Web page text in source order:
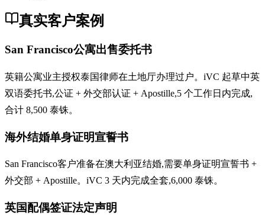
真实客户案例
San Francisco公寓出售委托书
英籍公寓业主授权泰国律师在土地厅办理过户。iVC 起草中英
双语委托书,公证 + 外交部认证 + Apostille,5 个工作日内完成,
合计 8,500 泰铢。
海外结婚单身证明宣誓书
San Francisco客户准备在澳大利亚结婚,需要单身证明宣誓书 +
外交部 + Apostille。iVC 3 天内完成全套,6,000 泰铢。
英国配偶签证法定声明